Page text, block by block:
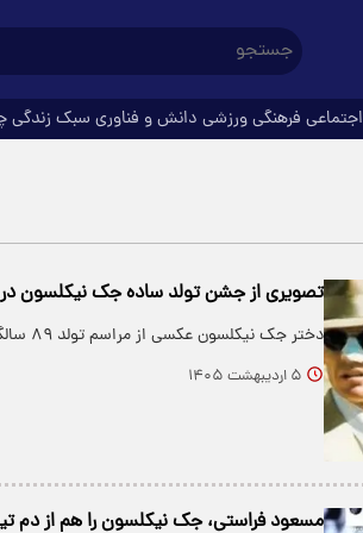
اجتماعی فرهنگیورزشی دانش و فناوری سبک زندگی
تصویری از جشن تولد ساده جک نیکلسون در ۸۹ سالگی
دختر جک نیکلسون عکسی از مراسم تولد ۸۹ سالگی این اسطوره را منتشر کرد.
۵ اردیبهشت ۱۴۰۵
مسعود فراستی، جک نیکلسون را هم از دم